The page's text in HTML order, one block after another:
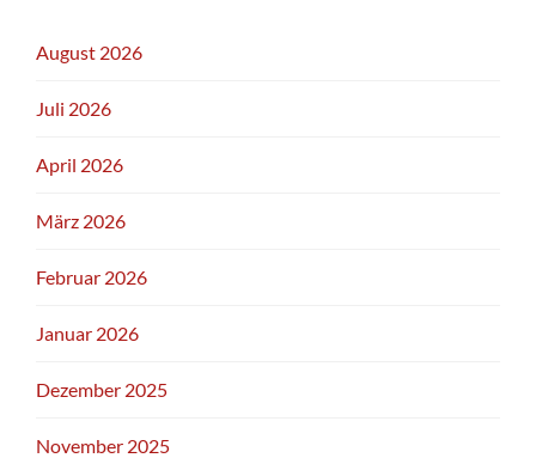
August 2026
Juli 2026
April 2026
März 2026
Februar 2026
Januar 2026
Dezember 2025
November 2025